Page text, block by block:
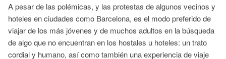
A pesar de las polémicas, y las protestas de algunos vecinos y
hoteles en ciudades como Barcelona, es el modo preferido de
viajar de los más jóvenes y de muchos adultos en la búsqueda
de algo que no encuentran en los hostales u hoteles: un trato
cordial y humano, así como también una experiencia de viaje